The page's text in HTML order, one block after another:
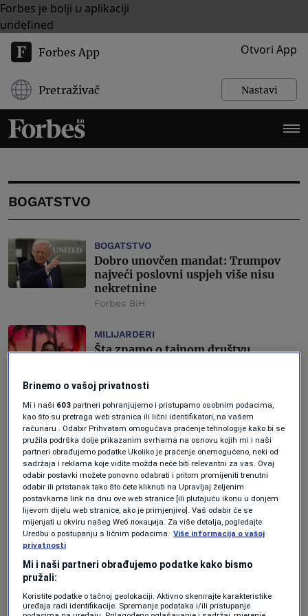
Forbes je bolji u aplikaciji
undefined
Forbes App Otvori App
Pretraživač Nastavi
BOGATSTVO
BOGATSTVO
Dobro unovčen mandat: Trumpov
najveći poslovni uspjeh više nisu
nekretnine
Forbes BiH
MILIJARDERI
Šta znamo o tajnom društvu
Forbes
MILIJARDERI
Novi statusni simbol ultra-bogatih:
Zašto milijarderi žele da hakuju smrt
Forbes Srbija
BOGATSTVO
Forbes je izračunao šta se može sve
sa Muskovih
1.000.000.000.000 dolara
Kako je Lionel Messi postao
Brinemo o vašoj privatnosti
Mi i naši 603 partneri pohranjujemo i pristupamo osobnim podacima,
kao što su pretraga web stranica ili lični identifikatori, na vašem
računaru . Odabir Prihvatam omogućava praćenje tehnologije kako bi se
pružila podrška dolje prikazanim svrhama na osnovu kojih mi i naši
partneri obrađujemo podatke Ukoliko je praćenje onemogućeno, neki od
sadržaja i reklama koje vidite možda neće biti relevantni za vas. Ovaj
odabir postavki možete ponovno odabrati i pritom promijeniti trenutni
odabir ili pristanak tako što ćete kliknuti na Upravljaj željenim
postavkama link na dnu ove web stranice [ili plutajuću ikonu u donjem
lijevom dijelu web stranice, ako je primjenjivo]. Vaš odabir će se
mijenjati u okviru našeg Wеб локација. Za više detalja, pogledajte
Uredbu o postupanju s ličnim podacima.
Više informacija o vašoj
privatnosti
Mi i naši partneri obrađujemo podatke kako bismo
pružali:
Koristite podatke o tačnoj geolokaciji. Aktivno skenirajte karakteristike
uređaja radi identifikacije. Spremanje podataka i/ili pristupanje